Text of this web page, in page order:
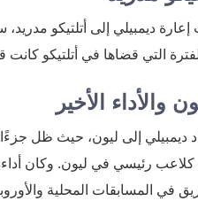
2021، تمت إعارة ديمبيلي إلى
التي قضاها في أتلتيكو
والأداء الأخير
ديمبيلي إلى ليون، حيث ظل
في المسابقات المحلية